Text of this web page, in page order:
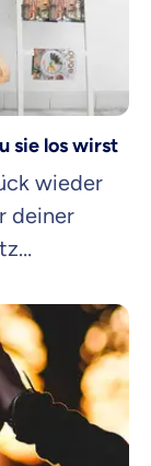
sie los wirst
wieder
deiner